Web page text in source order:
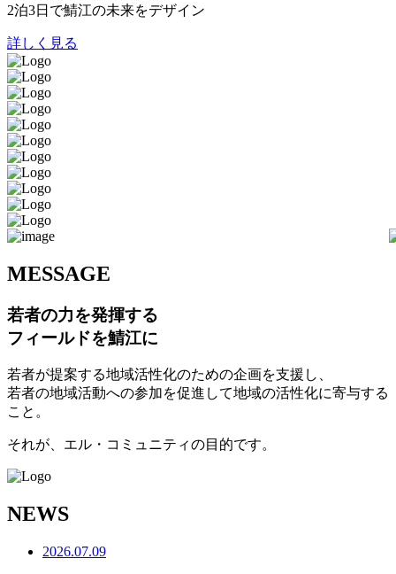
2泊3日で鯖江の未来をデザイン
詳しく見る
MESSAGE
若者の力を発揮する
フィールドを鯖江に
若者が提案する地域活性化のための企画を支援し、
若者の地域活動への参加を促進して地域の活性化に寄与する
こと。
それが、エル・コミュニティの目的です。
NEWS
2026.07.09